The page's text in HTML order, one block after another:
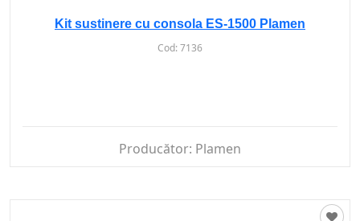
Kit sustinere cu consola ES-1500 Plamen
Cod:7136
Producător: Plamen